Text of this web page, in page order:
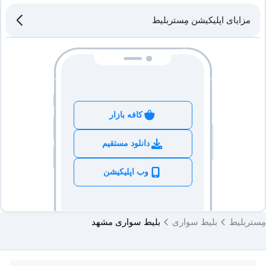
پس از نهایی کردن خرید و رزرو تاکسی بین‌شهری، شماره پشتیبانی سفر از
هماهنگی داشته باشید.
راننده حداکثر تا ۲ ساعت قبل از زمان حرکت برای هماهنگی مبدا، مقصد و
بله، در سرویس تاکسی بین‌شهری امکان هماهنگی با راننده برای سوار یا پیاده
شدن در شهرها و روستاهای اطراف مبدا و مقصد وجود دارد. هزینه این خدمات
بر اساس فاصله، مسیر و نوع خودرو به‌صورت کیلومتری محاسبه می‌شود.
آیا امکان ارسال بسته با تاکسی بین‌شهری وجود دارد؟
بله، امکان ارسال بسته و مرسوله با تاکسی بین‌شهری در صورت رعایت
قوانین حمل بار و رزرو سرویس به‌صورت دربست فراهم است.
ظرفیت تاکسی بین‌شهری چند نفر است؟
تمامی سفرهای تاکسی بین‌شهری مستربلیط توسط تاکسی‌های رسمی زرد و
مزایای اپلیکیشن مِستربلیط
کافه بازار
دانلود مستقیم
وب اپلیکیشن
مِستربلیط بلیط سواری بلیط سواری مشهد